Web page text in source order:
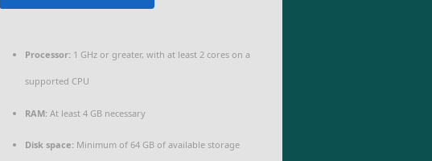
Processor:1 GHz or greater, with at least 2 cores on a
supported CPU
RAM:At least 4 GB necessary
Disk space:Minimum of 64 GB of available storage